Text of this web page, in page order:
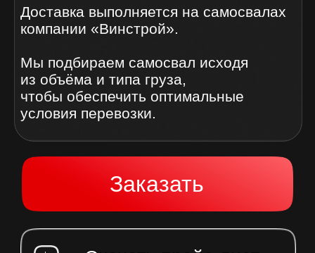
Почему выбирают
Надежная техника
и защита груза
Опытные водители
оптимальные маршруты